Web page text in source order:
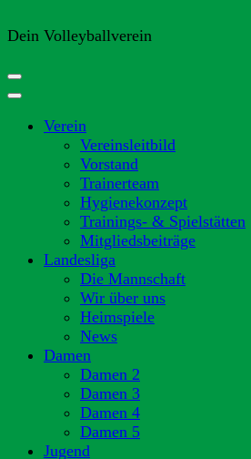
Dein Volleyballverein
Verein
Vereinsleitbild
Vorstand
Trainerteam
Hygienekonzept
Trainings- & Spielstätten
Mitgliedsbeiträge
Landesliga
Die Mannschaft
Wir über uns
Heimspiele
News
Damen
Damen 2
Damen 3
Damen 4
Damen 5
Jugend